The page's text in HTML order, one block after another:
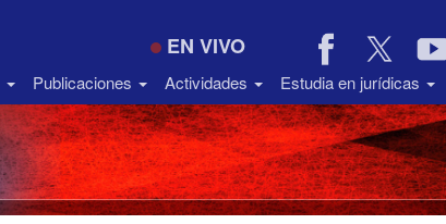
EN VIVO
Publicaciones Actividades Estudia en jurídicas